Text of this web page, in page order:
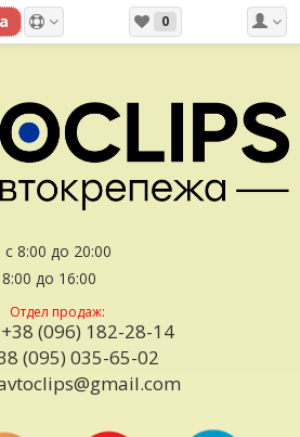
0
8:00 до 20:00
до 16:00
Отдел продаж:
+38 (096) 182-28-14
(095) 035-65-02